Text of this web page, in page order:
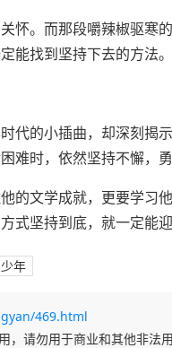
怀。而那段嚼辣椒驱
能找到坚持下去的方法。
代的小插曲，却深刻揭
难时，依然坚持不懈，勇
的文学成就，更要学习
式坚持到底，就一定能
少年
469.html
，请勿用于商业和其他非法